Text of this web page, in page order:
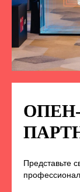
Представьте
НА НАС В
TELEGRAM